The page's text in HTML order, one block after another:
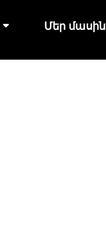
Մեր մասին